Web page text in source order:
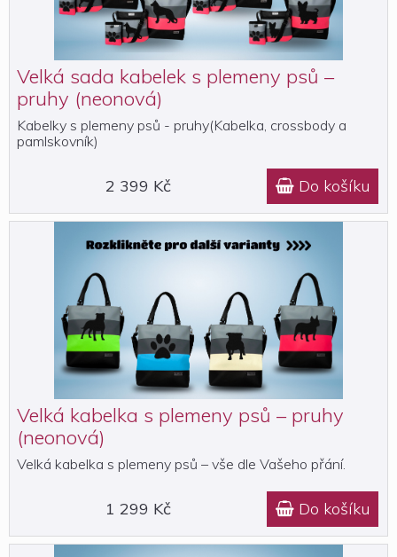
Velká sada kabelek s plemeny psů –
pruhy (neonová)
Kabelky s plemeny psů - pruhy(Kabelka, crossbody a
pamlskovník)
2 399 Kč  Do košíku
Velká kabelka s plemeny psů – pruhy
(neonová)
Velká kabelka s plemeny psů – vše dle Vašeho přání.
1 299 Kč  Do košíku